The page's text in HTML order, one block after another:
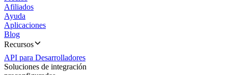
Afiliados
Ayuda
Aplicaciones
Blog
Recursos
API para Desarrolladores
Soluciones de integración